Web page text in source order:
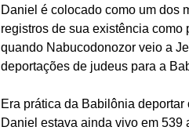
Daniel é colocado como um dos
registros de sua existência como
quando Nabucodonozor veio a
deportações de judeus para a
Era prática da Babilônia
Daniel estava ainda vivo em 539